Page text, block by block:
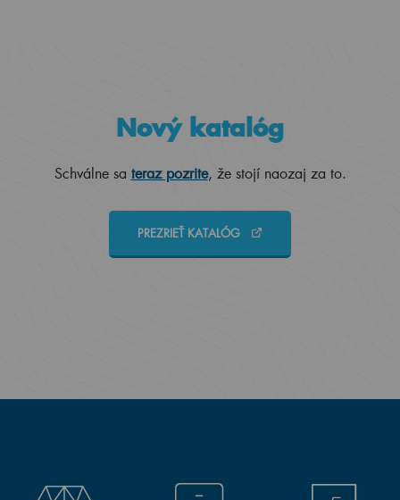
Nový katalóg
Schválne sa teraz pozrite, že stojí naozaj za to.
PREZRIEŤ KATALÓG